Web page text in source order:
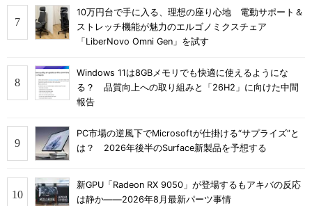
10万円台で手に入る、理想の座り心地 電動サポート＆
ストレッチ機能が魅力のエルゴノミクスチェア
「LiberNovo Omni Gen」を試す
Windows 11は8GBメモリでも快適に使えるようにな
る？ 品質向上への取り組みと「26H2」に向けた中間
報告
PC市場の逆風下でMicrosoftが仕掛ける“サプライズ”と
は？ 2026年後半のSurface新製品を予想する
新GPU「Radeon RX 9050」が登場するもアキバの反応
は静か――2026年8月最新パーツ事情